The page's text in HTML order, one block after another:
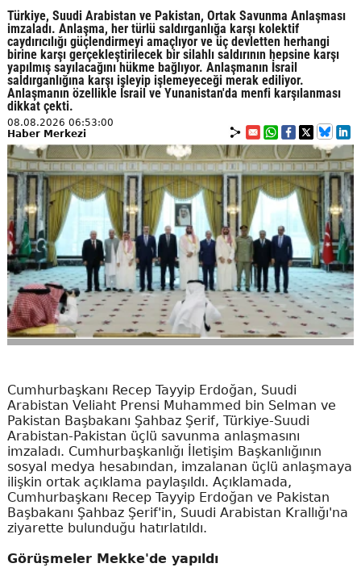
Türkiye, Suudi Arabistan ve Pakistan, Ortak Savunma Anlaşması
imzaladı. Anlaşma, her türlü saldırganlığa karşı kolektif
caydırıcılığı güçlendirmeyi amaçlıyor ve üç devletten herhangi
birine karşı gerçekleştirilecek bir silahlı saldırının hepsine karşı
yapılmış sayılacağını hükme bağlıyor. Anlaşmanın İsrail
saldırganlığına karşı işleyip işlemeyeceği merak ediliyor.
Anlaşmanın özellikle İsrail ve Yunanistan'da menfi karşılanması
dikkat çekti.
08.08.2026 06:53:00
Haber Merkezi
Cumhurbaşkanı Recep Tayyip Erdoğan, Suudi
Arabistan Veliaht Prensi Muhammed bin Selman ve
Pakistan Başbakanı Şahbaz Şerif, Türkiye-Suudi
Arabistan-Pakistan üçlü savunma anlaşmasını
imzaladı. Cumhurbaşkanlığı İletişim Başkanlığının
sosyal medya hesabından, imzalanan üçlü anlaşmaya
ilişkin ortak açıklama paylaşıldı. Açıklamada,
Cumhurbaşkanı Recep Tayyip Erdoğan ve Pakistan
Başbakanı Şahbaz Şerif'in, Suudi Arabistan Krallığı'na
ziyarette bulunduğu hatırlatıldı.
Görüşmeler Mekke'de yapıldı